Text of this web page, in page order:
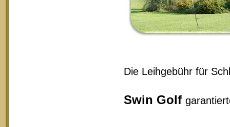
Die Leihgebühr für
Swin Golf